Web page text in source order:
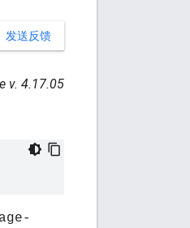
发送反馈
v. 4.17.05